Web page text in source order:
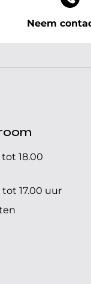
Neem
18.00
17.00 uur